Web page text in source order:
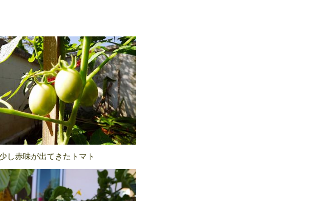
し赤味が出てきたトマト